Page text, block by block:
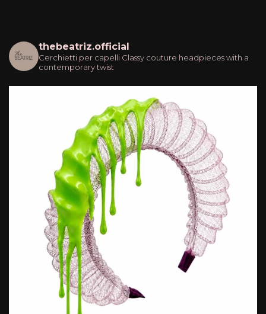
thebeatriz.official
Cerchietti per capelli Classy couture headpieces with a
contemporary twist